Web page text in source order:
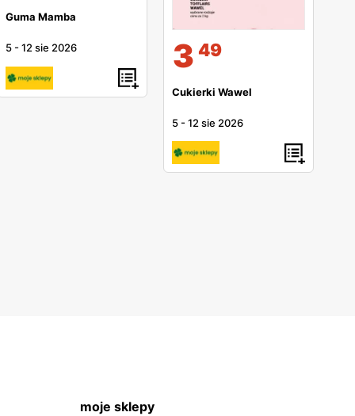
Guma Mamba
5 -12 sie 2026 3 49
Cukierki Wawel
5 -12 sie 2026
moje sklepy